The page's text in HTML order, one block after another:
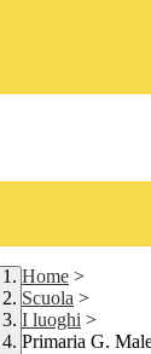
Home >
Scuola >
I luoghi >
Primaria G.